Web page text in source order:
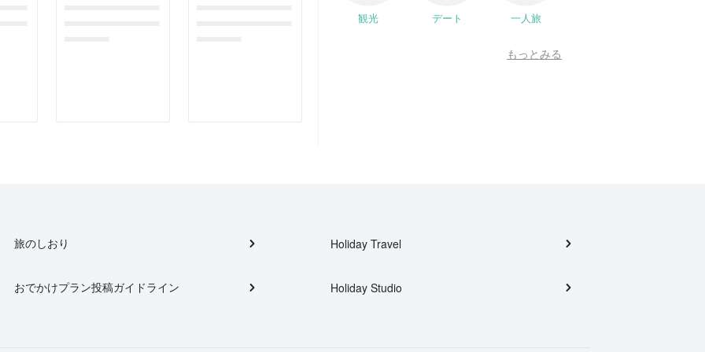
観光 デート 一人旅
もっとみる
旅のしおり
おでかけプラン投稿ガイドライン
Holiday Travel
Holiday Studio